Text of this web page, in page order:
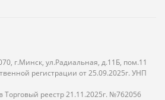
г.Минск, ул.Радиальная, д.11Б, пом.11
регистрации от 25.09.2025г. УНП
реестр 21.11.2025г. №762056